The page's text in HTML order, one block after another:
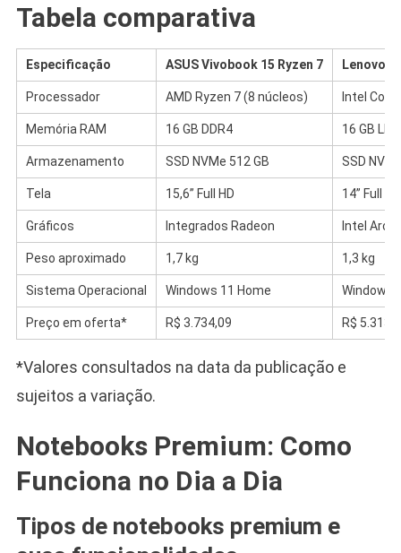
Tabela comparativa
Especificação ASUS Vivobook 15 Ryzen 7 Lenovo
Processador AMD Ryzen 7 (8 núcleos) Intel
Memória RAM 16 GB DDR4 16 GB
Armazenamento SSD NVMe 512 GB SSD
Tela 15,6” Full HD 14” Full HD
Gráficos Integrados Radeon Intel Arc
Peso aproximado 1,7 kg 1,3 kg
Sistema Operacional Windows 11 Home Windows
Preço em oferta* R$ 3.734,09 R$
*Valores consultados na data da publicação e
sujeitos a variação.
Notebooks Premium: Como
Funciona no Dia a Dia
Tipos de notebooks premium e